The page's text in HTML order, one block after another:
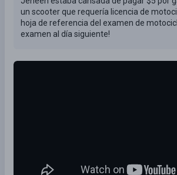
un scooter que requería licencia de
hoja de referencia del examen de
examen al día siguiente!